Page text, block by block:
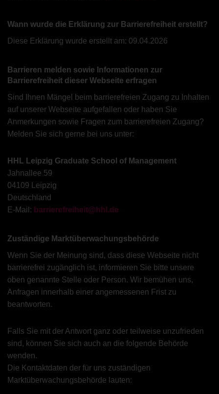
Wann wurde die Erklärung zur Barrierefreiheit erstellt?
Diese Erklärung wurde erstellt am: 09.04.2026
Barrieren melden sowie Informationen zur
Barrierefreiheit dieser Webseite erfragen
Sind Ihnen Mängel beim barrierefreien Zugang zu Inhalten
auf unserer Webseite aufgefallen oder haben Sie
Anmerkungen sowie Fragen zum barrierefreien Zugang?
Melden Sie sich gerne bei uns unter:
HHL Leipzig Graduate School of Management
Jahnallee 59
04109 Leipzig
Deutschland
E-Mail: barrierefreiheit@hhl.de
Zuständige Marktüberwachungsbehörde
Wenn Sie der Meinung sind, dass diese Webseite nicht
barrierefrei zugänglich ist, informieren Sie bitte unsere
oben genannte Stelle oder Person. Wir bemühen uns,
Anfragen innerhalb einer angemessenen Frist zu
beantworten.
Falls Sie mit der Antwort ganz oder teilweise unzufrieden
sind, können Sie sich auch an die folgende Behörde
wenden.
Die Kontaktdaten der für uns zuständigen
Marktüberwachungsbehörde lauten: